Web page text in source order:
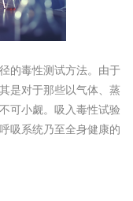
的毒性测试方法。由于
是对于那些以气体、蒸
可小觑。吸入毒性试验
吸系统乃至全身健康的
聚丙烯酰胺检测
磷酸二氢铵检测